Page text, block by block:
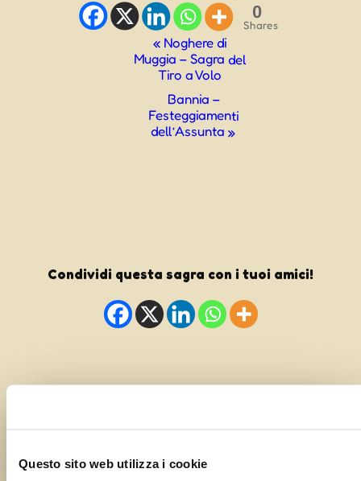
Questo sito web utilizza i cookie
0
Shares
Navigazione
«Noghere di
Muggia – Sagra del
Tiro a Volo
Bannia –
Festeggiamenti
dell’Assunta»
Condividi questa sagra con i tuoi amici!
sagra!